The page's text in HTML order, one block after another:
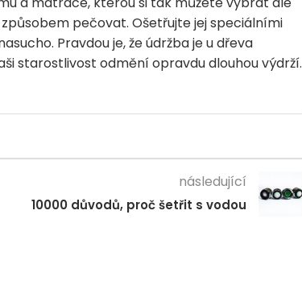
pečovat. Ošetřujte jej speciálními
Pravdou je, že údržba je u dřeva
starostlivost odmění opravdu dlouhou výdrží.
následující
10000 důvodů, proč šetřit s vodou